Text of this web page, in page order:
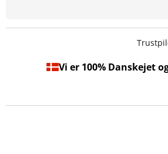
Vi er 100% Danskejet